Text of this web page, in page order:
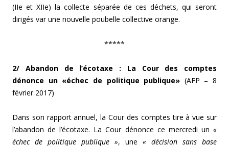
(IIe et XIIe) la collecte séparée de ces déchets, qui seront
dirigés var une nouvelle poubelle collective orange.
*****
2/ Abandon de l’écotaxe : La Cour des comptes
dénonce un «échec de politique publique» (AFP – 8
février 2017)
Dans son rapport annuel, la Cour des comptes tire à vue sur
l’abandon de l’écotaxe. La Cour dénonce ce mercredi un «
échec de politique publique », une « décision sans base